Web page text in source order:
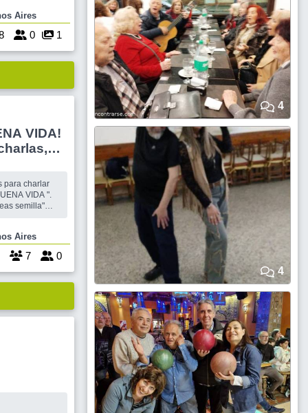
particular…
hablando de
Aires
0 1
VIDA!
VIDA ".
te lleves
Aires
7 0
4
4